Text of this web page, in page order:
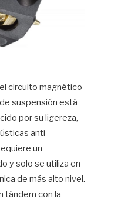
circuito magnético
suspensión está
por su ligereza,
anti
un
y solo se utiliza en
de más alto nivel.
tándem con la